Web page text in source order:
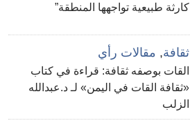
كارثة طبيعية تواجهها المنطقة”
ثقافة, مقالات رأي
القات بوصفه ثقافة: قراءة في كتاب
«ثقافة القات في اليمن» لـ د.عبدالله
الزلب